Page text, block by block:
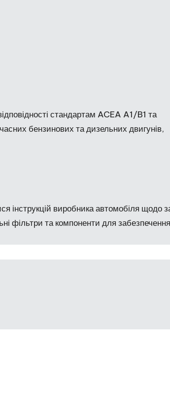
стандартам ACEA A1/B1 та
бензинових та дизельних двигунів,
інструкцій виробника автомобіля щодо
фільтри та компоненти для забезпечення